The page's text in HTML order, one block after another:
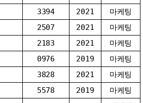
3394 2021
마케팅
2507 2021
마케팅
2183 2021
마케팅
0976 2019
마케팅
3828 2021
마케팅
5578 2019
마케팅